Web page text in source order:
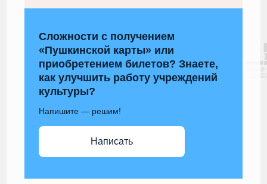
Сложности с получением
«Пушкинской карты» или
приобретением билетов? Знаете,
как улучшить работу учреждений
культуры?
Напишите — решим!
Написать